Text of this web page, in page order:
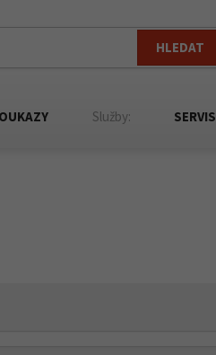
HLEDAT
Služby: SERVIS